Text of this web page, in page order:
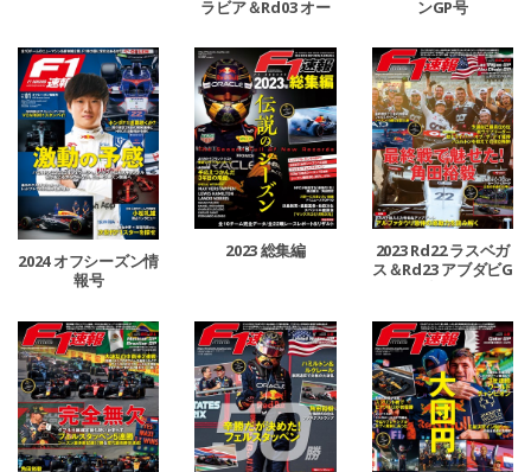
ラビア＆Rd03 オー
ンGP号
2024 オフシーズン情
報号
2023 総集編
2023 Rd22 ラスベガ
ス＆Rd23 アブダビG